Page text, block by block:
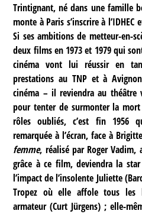
Trintignant, né dans une famille
monte à Paris s’inscrire à
Si ses ambitions de metteur-en-
deux films en 1973 et 1979 qui
cinéma vont lui réussir en
prestations au TNP et à
cinéma – il reviendra au
pour tenter de surmonter la
rôles oubliés, c’est fin 1956
remarquée à l’écran, face à
femme, réalisé par Roger
grâce à ce film, deviendra la
l’impact de l’insolente Juliette
Tropez où elle affole tous les
armateur (Curt Jürgens) ; elle-